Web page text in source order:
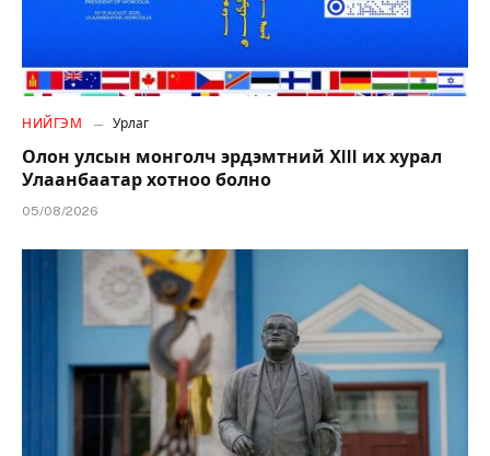
НИЙГЭМ Урлаг
Олон улсын монголч эрдэмтний XIII их хурал
Улаанбаатар хотноо болно
05/08/2026